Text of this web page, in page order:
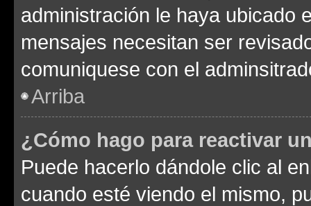
administración le haya ubicado
mensajes necesitan ser
comuniquese con el
Arriba
¿Cómo hago para reactivar
Puede hacerlo dándole clic al
cuando esté viendo el mismo,